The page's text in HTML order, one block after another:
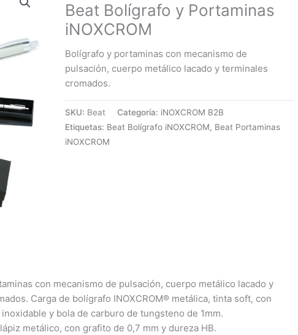
Beat Bolígrafo y Portaminas
iNOXCROM
Bolígrafo y portaminas con mecanismo de
pulsación, cuerpo metálico lacado y terminales
cromados.
SKU: Beat Categoría: iNOXCROM B2B
Etiquetas: Beat Bolígrafo iNOXCROM, Beat Portaminas
iNOXCROM
con mecanismo de pulsación, cuerpo metálico lacado y
Carga de bolígrafo INOXCROM® metálica, tinta soft, con
y bola de carburo de tungsteno de 1mm.
metálico, con grafito de 0,7 mm y dureza HB.